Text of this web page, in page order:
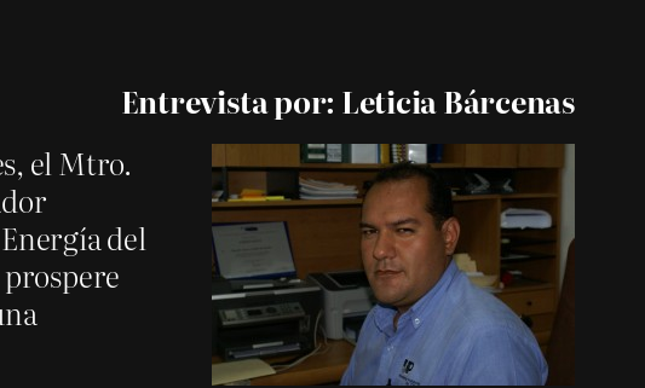
Entrevista por: Leticia Bárcenas
el Mtro.
del